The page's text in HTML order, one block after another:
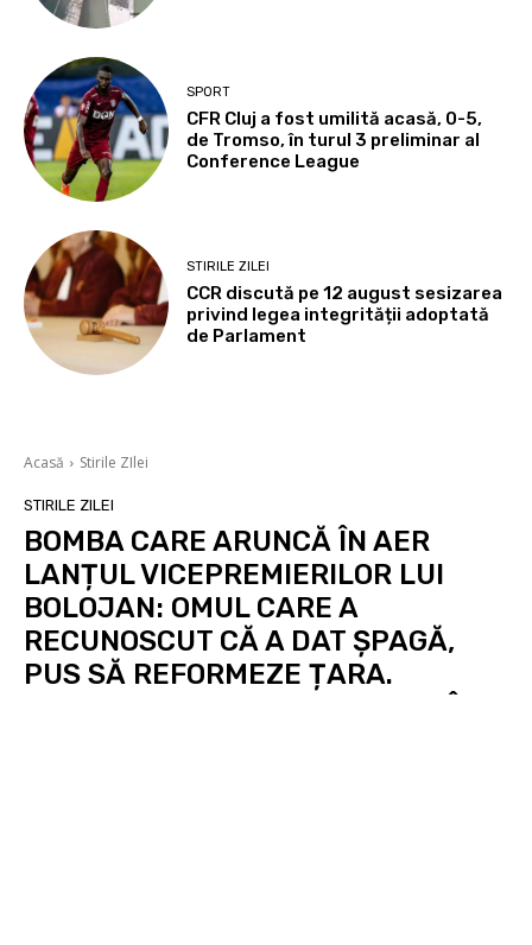
SPORT
CFR Cluj a fost umilită acasă, 0-5,
de Tromso, în turul 3 preliminar al
Conference League
STIRILE ZILEI
CCR discută pe 12 august sesizarea
privind legea integrității adoptată
de Parlament